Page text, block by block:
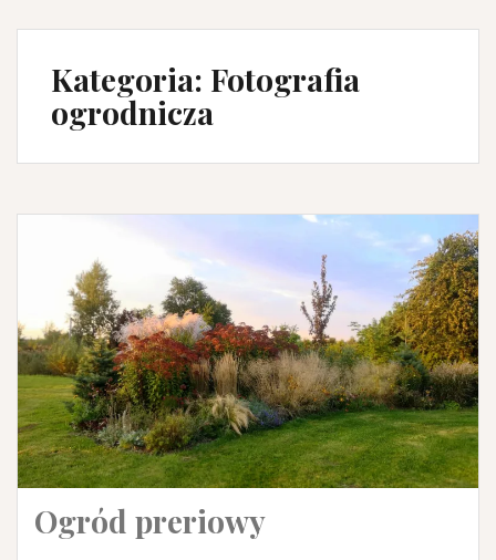
Kategoria: Fotografia
ogrodnicza
Ogród preriowy